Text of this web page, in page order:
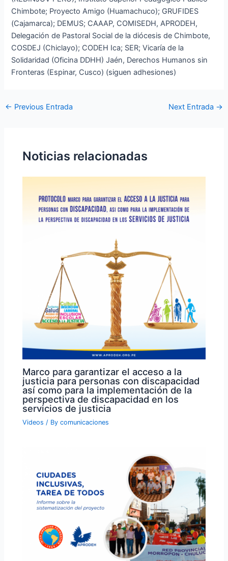
Chimbote; Proyecto Amigo (Huamachuco); GRUFIDES
(Cajamarca); DEMUS; CAAAP, COMISEDH, APRODEH,
Delegación de Pastoral Social de la diócesis de Chimbote,
COSDEJ (Chiclayo); CODEH Ica; SER; Vicaría de la
Solidaridad (Oficina DDHH) Jaén, Derechos Humanos sin
Fronteras (Espinar, Cusco) (siguen adhesiones)
← Previous Entrada Next Entrada →
Noticias relacionadas
Marco para garantizar el acceso a la
justicia para personas con discapacidad
así como para la implementación de la
perspectiva de discapacidad en los
servicios de justicia
Videos / Bycomunicaciones